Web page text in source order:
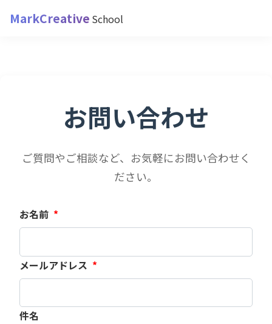
MarkCreative School
お問い合わせ
ご質問やご相談など、お気軽にお問い合わせく
ださい。
お名前 *
メールアドレス *
件名